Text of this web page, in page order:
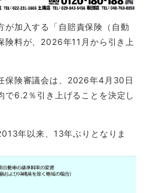
が加入する「自賠責保険（自動
険料が、2026年11月から引き上
保険審議会は、2026年4月30日
で6.2％引き上げることを決定し
年以来、13年ぶりとなりま